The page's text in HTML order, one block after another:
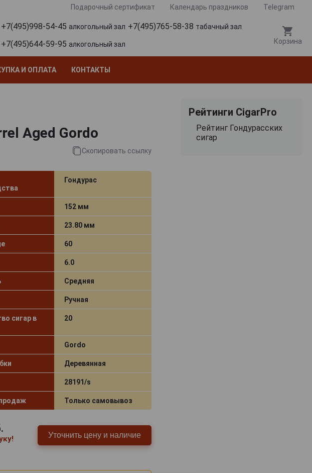
Подарочный сертификат Календарь праздников Telegram
+7(495)998-54-45 алкогольный зал +7(495)765-58-38 табачный зал
+7(495)644-59-95 алкогольный зал Корзина
И ОПЛАТА КОНТАКТЫ
Aged Gordo
Скопировать ссылку
Гондурас
152 мм
23.80 мм
60
6.0
Средняя
Ручная
сигар в
20
Gordo
Деревянная
28191/s
Только самовывоз
Уточнить цену и наличие
Рейтинги CigarPro
Рейтинг Гондурасских
сигар